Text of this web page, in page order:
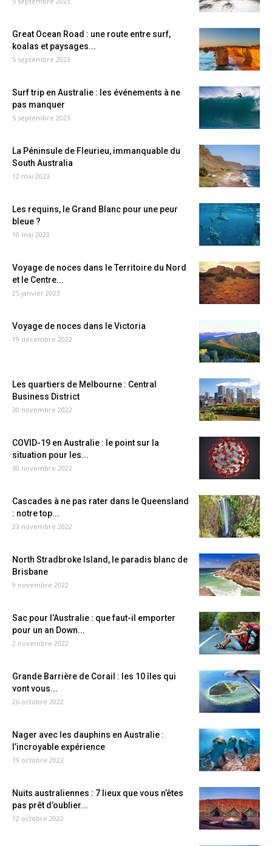
Great Ocean Road : une route entre surf,
koalas et paysages...
5 septembre 2023
Surf trip en Australie : les événements à ne
pas manquer
5 septembre 2023
La Péninsule de Fleurieu, immanquable du
South Australia
12 mai 2023
Les requins, le Grand Blanc pour une peur
bleue ?
10 mai 2023
Voyage de noces dans le Territoire du Nord
et le Centre...
25 janvier 2023
Voyage de noces dans le Victoria
19 décembre 2022
Les quartiers de Melbourne : Central
Business District
30 novembre 2022
COVID-19 en Australie : le point sur la
situation pour les...
30 novembre 2022
Cascades à ne pas rater dans le Queensland
: notre top...
23 novembre 2022
North Stradbroke Island, le paradis blanc de
Brisbane
9 novembre 2022
Sac pour l’Australie : que faut-il emporter
pour un an Down...
2 novembre 2022
Grande Barrière de Corail : les 10 îles qui
vont vous...
26 octobre 2022
Nager avec les dauphins en Australie :
l’incroyable expérience
19 octobre 2022
Nuits australiennes : 7 lieux que vous n’êtes
pas prêt d’oublier...
12 octobre 2022